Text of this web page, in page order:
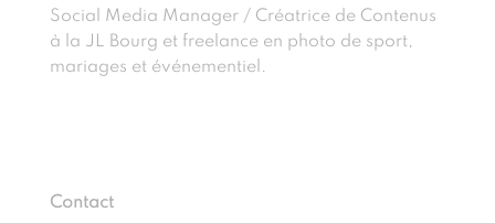
Social Media Manager / Créatrice de Contenus
à la JL Bourg et freelance en photo de sport,
mariages et événementiel.
Contact